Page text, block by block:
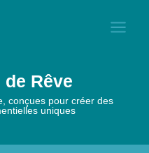
Rêve
conçues pour créer des
uniques